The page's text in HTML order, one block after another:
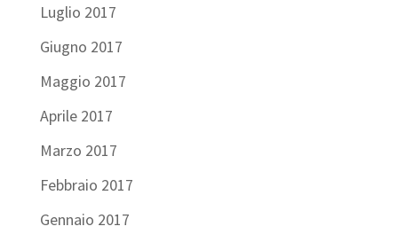
Luglio 2017
Giugno 2017
Maggio 2017
Aprile 2017
Marzo 2017
Febbraio 2017
Gennaio 2017